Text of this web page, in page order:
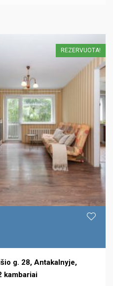
REZERVUOTA!
g. 28, Antakalnyje,
kambariai